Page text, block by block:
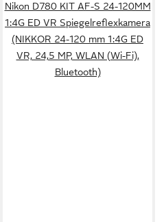
Nikon D780 KIT AF-S 24-120MM
1:4G ED VR Spiegelreflexkamera
(NIKKOR 24-120 mm 1:4G ED
VR, 24,5 MP, WLAN (Wi-Fi),
Bluetooth)